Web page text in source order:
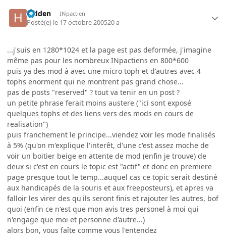
hidden INpactien
Posté(e) le 17 octobre 200520 a
...j'suis en 1280*1024 et la page est pas deformée, j'imagine
même pas pour les nombreux INpactiens en 800*600
puis ya des mod à avec une micro toph et d'autres avec 4
tophs enorment qui ne montrent pas grand chose...
pas de posts "reserved" ? tout va tenir en un post ?
un petite phrase ferait moins austere ("ici sont exposé
quelques tophs et des liens vers des mods en cours de
realisation")
puis franchement le principe...viendez voir les mode finalisés
à 5% (qu'on m'explique l'interêt, d'une c'est assez moche de
voir un boitier beige en attente de mod (enfin je trouve) de
deux si c'est en cours le topic est "actif" et donc en premiere
page presque tout le temp...auquel cas ce topic serait destiné
aux handicapés de la souris et aux freeposteurs), et apres va
falloir les virer des qu'ils seront finis et rajouter les autres, bof
quoi (enfin ce n'est que mon avis tres personel à moi qui
n'engage que moi et personne d'autre...)
alors bon, vous faîte comme vous l'entendez